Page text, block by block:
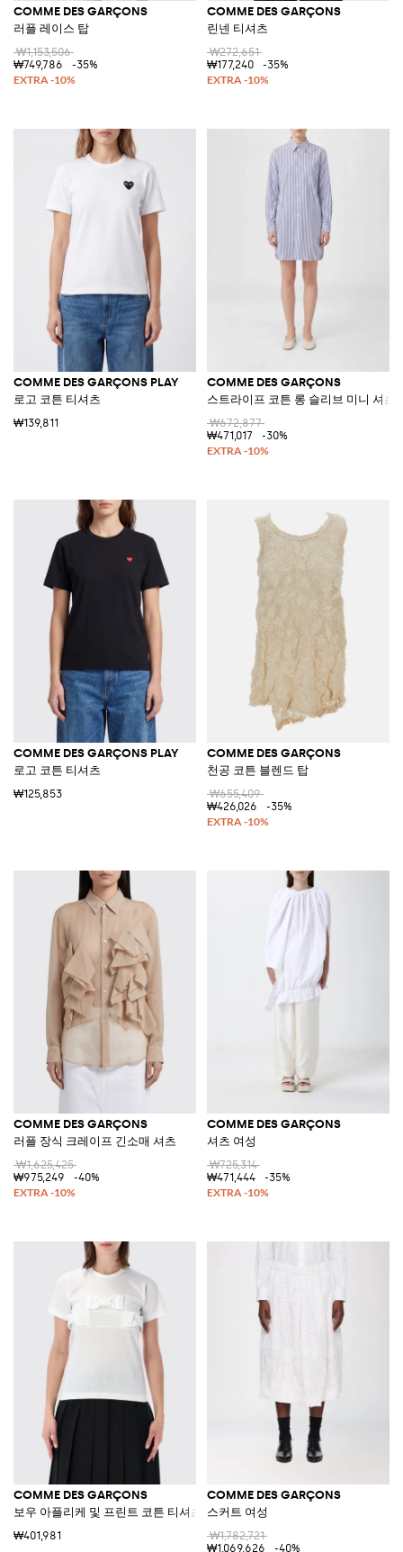
COMME DES GARÇONS
러플 레이스 탑
₩1,153,506
₩749,786
-35%
COMME DES GARÇONS
린넨 티셔츠
₩272,651
₩177,240
-35%
COMME DES GARÇONS PLAY
로고 코튼 티셔츠
₩139,811
COMME DES GARÇONS
스트라이프 코튼 롱 슬리브 미니 셔츠
₩672,877
₩471,017
-30%
COMME DES GARÇONS PLAY
로고 코튼 티셔츠
₩125,853
COMME DES GARÇONS
천공 코튼 블렌드 탑
₩655,409
₩426,026
-35%
COMME DES GARÇONS
러플 장식 크레이프 긴소매 셔츠
₩1,625,425
₩975,249
-40%
COMME DES GARÇONS
셔츠 여성
₩725,314
₩471,444
-35%
COMME DES GARÇONS
보우 아플리케 및 프린트 코튼 티셔츠
₩401,981
COMME DES GARÇONS
스커트 여성
₩1,782,721
₩1,069,626
-40%